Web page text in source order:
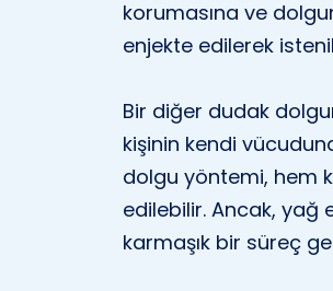
korumasına ve
enjekte edilerek
Bir diğer dudak
kişinin kendi
dolgu yöntemi, hem
edilebilir. Ancak, yağ
karmaşık bir süreç